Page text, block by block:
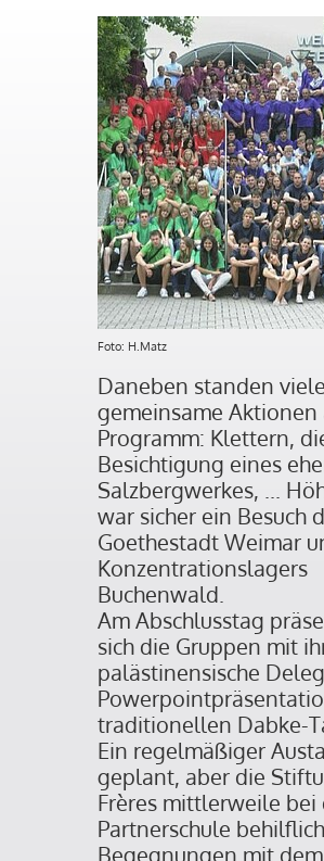
Foto: H.Matz
Daneben standen
gemeinsame Aktionen
Programm: Klettern,
Besichtigung eines
Salzbergwerkes, ...
war sicher ein Besuch
Goethestadt Weimar
Konzentrationslagers
Buchenwald.
Am Abschlusstag
sich die Gruppen mit
palästinensische
traditionellen Dabke-
Ein regelmäßiger
geplant, aber die
Frères mittlerweile bei
Partnerschule
Begegnungen mit